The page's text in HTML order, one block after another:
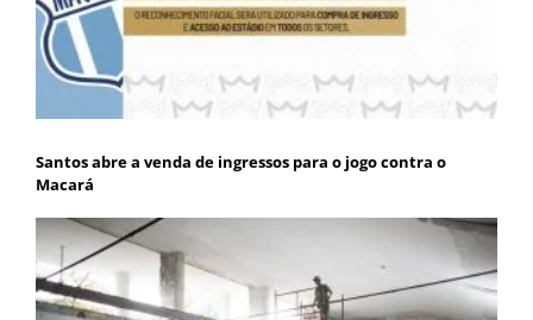
Santos abre a venda de ingressos para o jogo contra o
Macará